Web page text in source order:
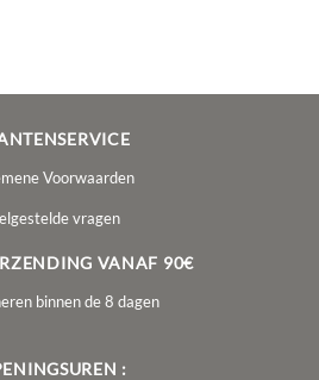
Voorwaarden
vragen
VANAF 90€
binnen de 8 dagen
: